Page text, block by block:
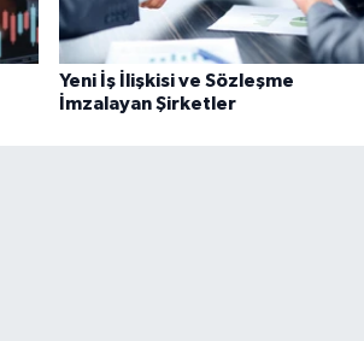
Yeni İş İlişkisi ve Sözleşme
İmzalayan Şirketler